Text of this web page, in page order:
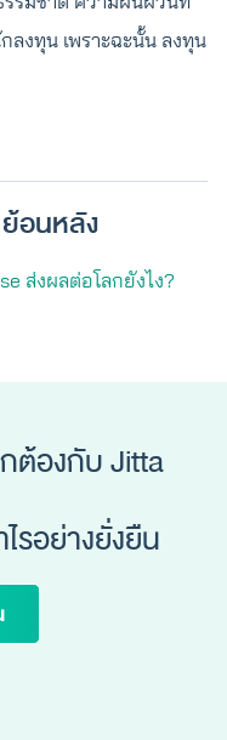
งทุน เพราะฉะนั้น ลงทุน
อนหลัง
ส่งผลต่อโลกยังไง?
ต้องกับ Jitta
รอย่างยั่งยืน